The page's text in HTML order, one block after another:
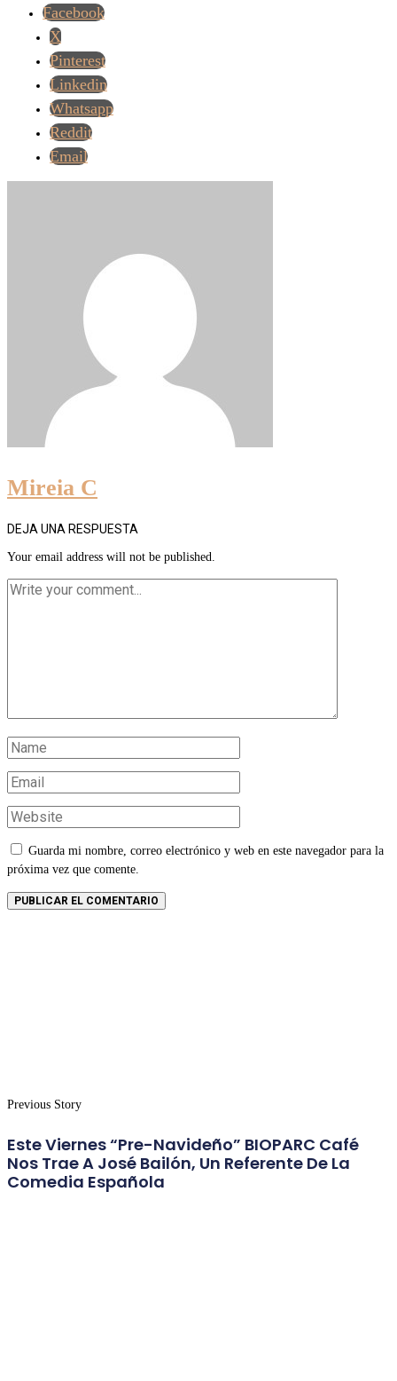
Facebook
X
Pinterest
Linkedin
Whatsapp
Reddit
Email
Mireia C
DEJA UNA RESPUESTA
Your email address will not be published.
Guarda mi nombre, correo electrónico y web en este navegador para la
próxima vez que comente.
Previous Story
Este Viernes “pre-Navideño” BIOPARC Café
Nos Trae A José Bailón, Un Referente De La
Comedia Española